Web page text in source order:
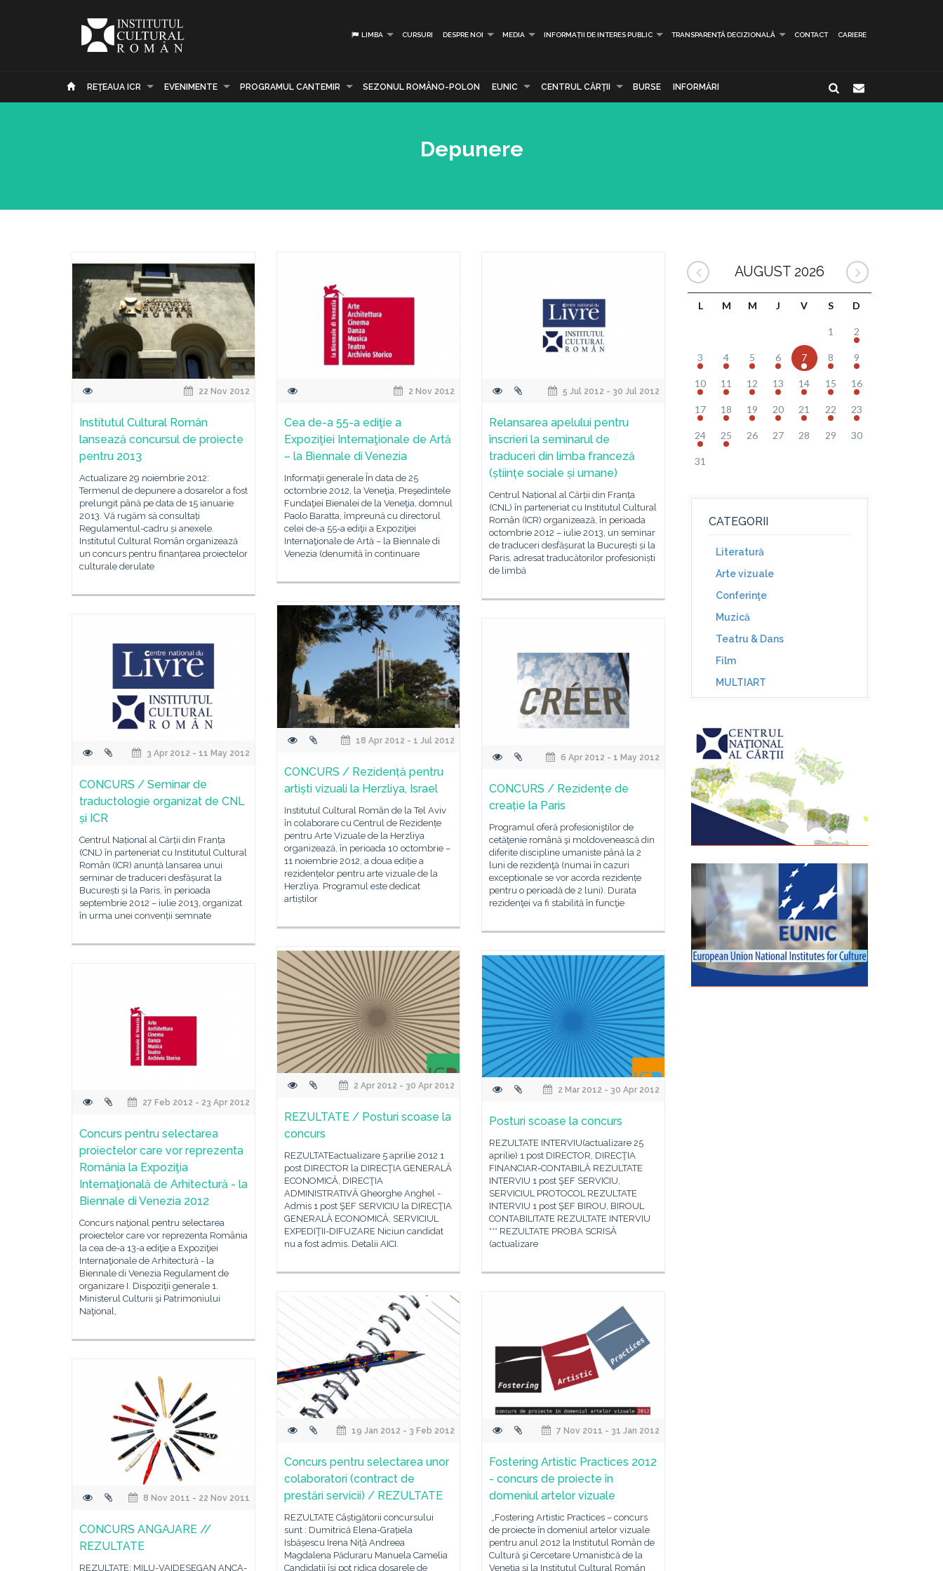
LIMBA CURSURI DESPRE NOI MEDIA INFORMAȚII DE INTERES PUBLIC TRANSPARENȚĂ DECIZIONALĂ CONTACT CARIERE
REŢEAUA ICR EVENIMENTE PROGRAMUL CANTEMIR SEZONUL ROMÂNO-POLON EUNIC CENTRUL CĂRŢII BURSE INFORMĂRI
Depunere
22 Nov 2012
Institutul Cultural Român
lansează concursul de proiecte
pentru 2013
Actualizare 29 noiembrie 2012:
Termenul de depunere a dosarelor a fost
prelungit până pe data de 15 ianuarie
2013. Vă rugăm să consultați
Regulamentul-cadru și anexele.
Institutul Cultural Român organizează
un concurs pentru finanțarea proiectelor
culturale derulate
2 Nov 2012
Cea de-a 55-a ediţie a
Expoziţiei Internaţionale de Artă
– la Biennale di Venezia
Informaţii generale În data de 25
octombrie 2012, la Veneţia, Preşedintele
Fundaţiei Bienalei de la Veneţia, domnul
Paolo Baratta, împreună cu directorul
celei de-a 55-a ediţii a Expoziţiei
Internaţionale de Artă – la Biennale di
Venezia (denumită în continuare
5 Jul 2012 - 30 Jul 2012
Relansarea apelului pentru
înscrieri la seminarul de
traduceri din limba franceză
(științe sociale și umane)
Centrul Național al Cărții din Franța
(CNL) în parteneriat cu Institutul Cultural
Român (ICR) organizează, în perioada
octombrie 2012 – iulie 2013, un seminar
de traduceri desfășurat la București și la
Paris, adresat traducătorilor profesioniști
de limbă
18 Apr 2012 - 1 Jul 2012
CONCURS / Rezidență pentru
artiști vizuali la Herzliya, Israel
Institutul Cultural Român de la Tel Aviv
în colaborare cu Centrul de Rezidențe
pentru Arte Vizuale de la Herzliya
organizează, în perioada 10 octombrie –
11 noiembrie 2012, a doua ediție a
rezidențelor pentru arte vizuale de la
Herzliya. Programul este dedicat
artiștilor
3 Apr 2012 - 11 May 2012
CONCURS / Seminar de
traductologie organizat de CNL
și ICR
Centrul Național al Cărții din Franța
(CNL) în parteneriat cu Institutul Cultural
Român (ICR) anunță lansarea unui
seminar de traduceri desfășurat la
București și la Paris, în perioada
septembrie 2012 – iulie 2013, organizat
în urma unei convenții semnate
6 Apr 2012 - 1 May 2012
CONCURS / Rezidențe de
creație la Paris
Programul oferă profesioniştilor de
cetăţenie română şi moldovenească din
diferite discipline umaniste până la 2
luni de rezidenţă (numai în cazuri
exceptionale se vor acorda rezidențe
pentru o perioadă de 2 luni). Durata
rezidenţei va fi stabilită în funcţie
2 Apr 2012 - 30 Apr 2012
REZULTATE / Posturi scoase la
concurs
REZULTATEactualizare 5 aprilie 2012 1
post DIRECTOR la DIRECŢIA GENERALĂ
ECONOMICĂ, DIRECŢIA
ADMINISTRATIVĂ Gheorghe Anghel -
Admis 1 post ŞEF SERVICIU la DIRECŢIA
GENERALĂ ECONOMICĂ, SERVICIUL
EXPEDIŢII-DIFUZARE Niciun candidat
nu a fost admis. Detalii AICI.
2 Mar 2012 - 30 Apr 2012
Posturi scoase la concurs
REZULTATE INTERVIU(actualizare 25
aprilie) 1 post DIRECTOR, DIRECŢIA
FINANCIAR-CONTABILĂ REZULTATE
INTERVIU 1 post ŞEF SERVICIU,
SERVICIUL PROTOCOL REZULTATE
INTERVIU 1 post ŞEF BIROU, BIROUL
CONTABILITATE REZULTATE INTERVIU
*** REZULTATE PROBA SCRISĂ
(actualizare
27 Feb 2012 - 23 Apr 2012
Concurs pentru selectarea
proiectelor care vor reprezenta
România la Expoziţia
Internaţională de Arhitectură - la
Biennale di Venezia 2012
Concurs naţional pentru selectarea
proiectelor care vor reprezenta România
la cea de-a 13-a ediţie a Expoziţiei
Internaţionale de Arhitectură - la
Biennale di Venezia Regulament de
organizare I. Dispoziţii generale 1.
Ministerul Culturii şi Patrimoniului
Naţional,
19 Jan 2012 - 3 Feb 2012
Concurs pentru selectarea unor
colaboratori (contract de
prestări servicii) / REZULTATE
REZULTATE Câștigătorii concursului
sunt : Dumitrică Elena-Grațiela
Isbășescu Irena Niță Andreea
Magdalena Păduraru Manuela Camelia
Candidatii își pot ridica dosarele de
7 Nov 2011 - 31 Jan 2012
Fostering Artistic Practices 2012
- concurs de proiecte în
domeniul artelor vizuale
„Fostering Artistic Practices – concurs
de proiecte în domeniul artelor vizuale
pentru anul 2012 la Institutul Român de
Cultură şi Cercetare Umanistică de la
Veneţia şi la Institutul Cultural Român
8 Nov 2011 - 22 Nov 2011
CONCURS ANGAJARE //
REZULTATE
REZULTATE: MILU-VAIDESEGAN ANCA-
AUGUST 2026
L M M J V S D
1 2
3 4 5 6 7 8 9
10 11 12 13 14 15 16
17 18 19 20 21 22 23
24 25 26 27 28 29 30
31
CATEGORII
Literatură
Arte vizuale
Conferinţe
Muzică
Teatru & Dans
Film
MULTIART